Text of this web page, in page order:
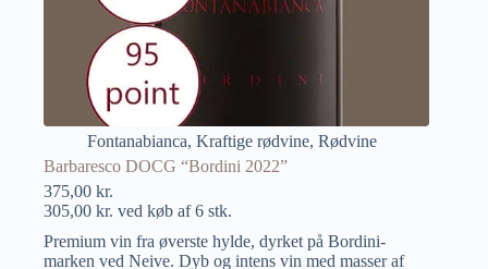
Fontanabianca, Kraftige rødvine, Rødvine
Barbaresco DOCG “Bordini 2022”
375,00 kr.
305,00 kr. ved køb af 6 stk.
Premium vin fra øverste hylde, dyrket på Bordini-
marken ved Neive. Dyb og intens vin med masser af